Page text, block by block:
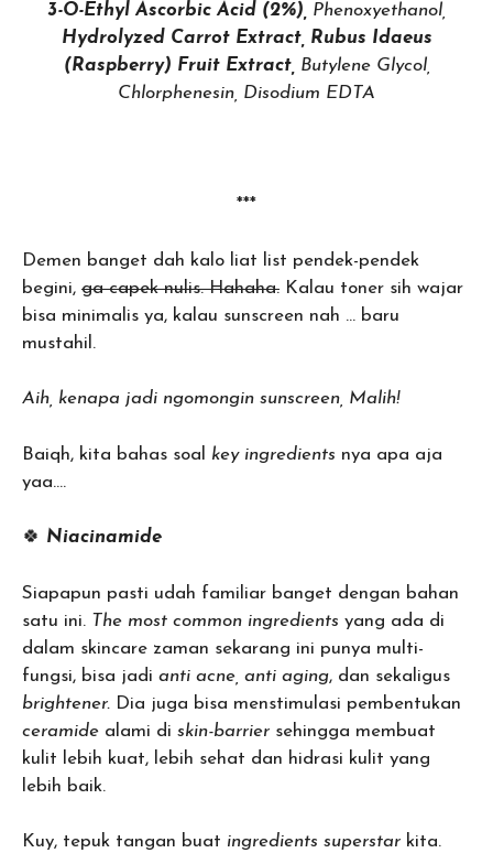
3-O-Ethyl Ascorbic Acid (2%), Phenoxyethanol,
Hydrolyzed Carrot Extract, Rubus Idaeus
(Raspberry) Fruit Extract, Butylene Glycol,
Chlorphenesin, Disodium EDTA
***
Demen banget dah kalo liat list pendek-pendek
begini, ga capek nulis. Hahaha. Kalau toner sih wajar
bisa minimalis ya, kalau sunscreen nah … baru
mustahil.
Aih, kenapa jadi ngomongin sunscreen, Malih!
Baiqh, kita bahas soal key ingredients nya apa aja
yaa….
🍀 Niacinamide
Siapapun pasti udah familiar banget dengan bahan
satu ini. The most common ingredients yang ada di
dalam skincare zaman sekarang ini punya multi-
fungsi, bisa jadi anti acne, anti aging, dan sekaligus
brightener. Dia juga bisa menstimulasi pembentukan
ceramide alami di skin-barrier sehingga membuat
kulit lebih kuat, lebih sehat dan hidrasi kulit yang
lebih baik.
Kuy, tepuk tangan buat ingredients superstar kita.